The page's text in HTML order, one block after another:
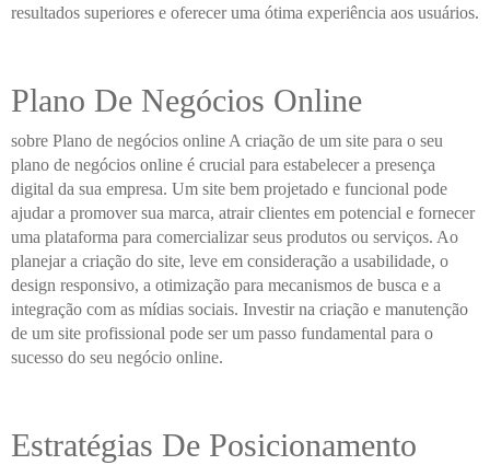
resultados superiores e oferecer uma ótima experiência aos usuários.
Plano De Negócios Online
sobre Plano de negócios online A criação de um site para o seu
plano de negócios online é crucial para estabelecer a presença
digital da sua empresa. Um site bem projetado e funcional pode
ajudar a promover sua marca, atrair clientes em potencial e fornecer
uma plataforma para comercializar seus produtos ou serviços. Ao
planejar a criação do site, leve em consideração a usabilidade, o
design responsivo, a otimização para mecanismos de busca e a
integração com as mídias sociais. Investir na criação e manutenção
de um site profissional pode ser um passo fundamental para o
sucesso do seu negócio online.
Estratégias De Posicionamento